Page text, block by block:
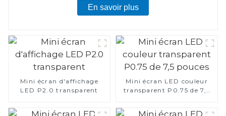
En savoir plus
Mini écran d'affichage
LED P2.0 transparent
Mini écran LED couleur
transparent P0.75 de 7,5